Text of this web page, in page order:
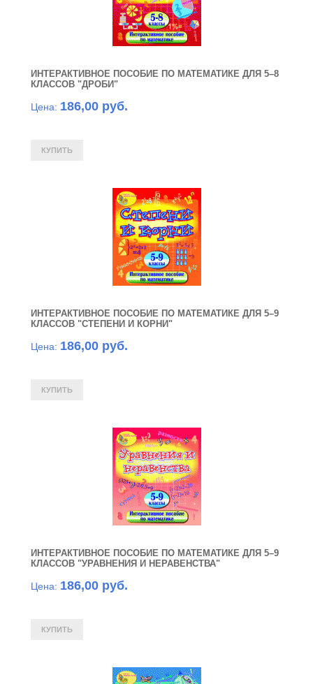
ИНТЕРАКТИВНОЕ ПОСОБИЕ ПО МАТЕМАТИКЕ ДЛЯ 5–8
КЛАССОВ "ДРОБИ"
Цена: 186,00 руб.
ИНТЕРАКТИВНОЕ ПОСОБИЕ ПО МАТЕМАТИКЕ ДЛЯ 5–9
КЛАССОВ "СТЕПЕНИ И КОРНИ"
Цена: 186,00 руб.
ИНТЕРАКТИВНОЕ ПОСОБИЕ ПО МАТЕМАТИКЕ ДЛЯ 5–9
КЛАССОВ "УРАВНЕНИЯ И НЕРАВЕНСТВА"
Цена: 186,00 руб.